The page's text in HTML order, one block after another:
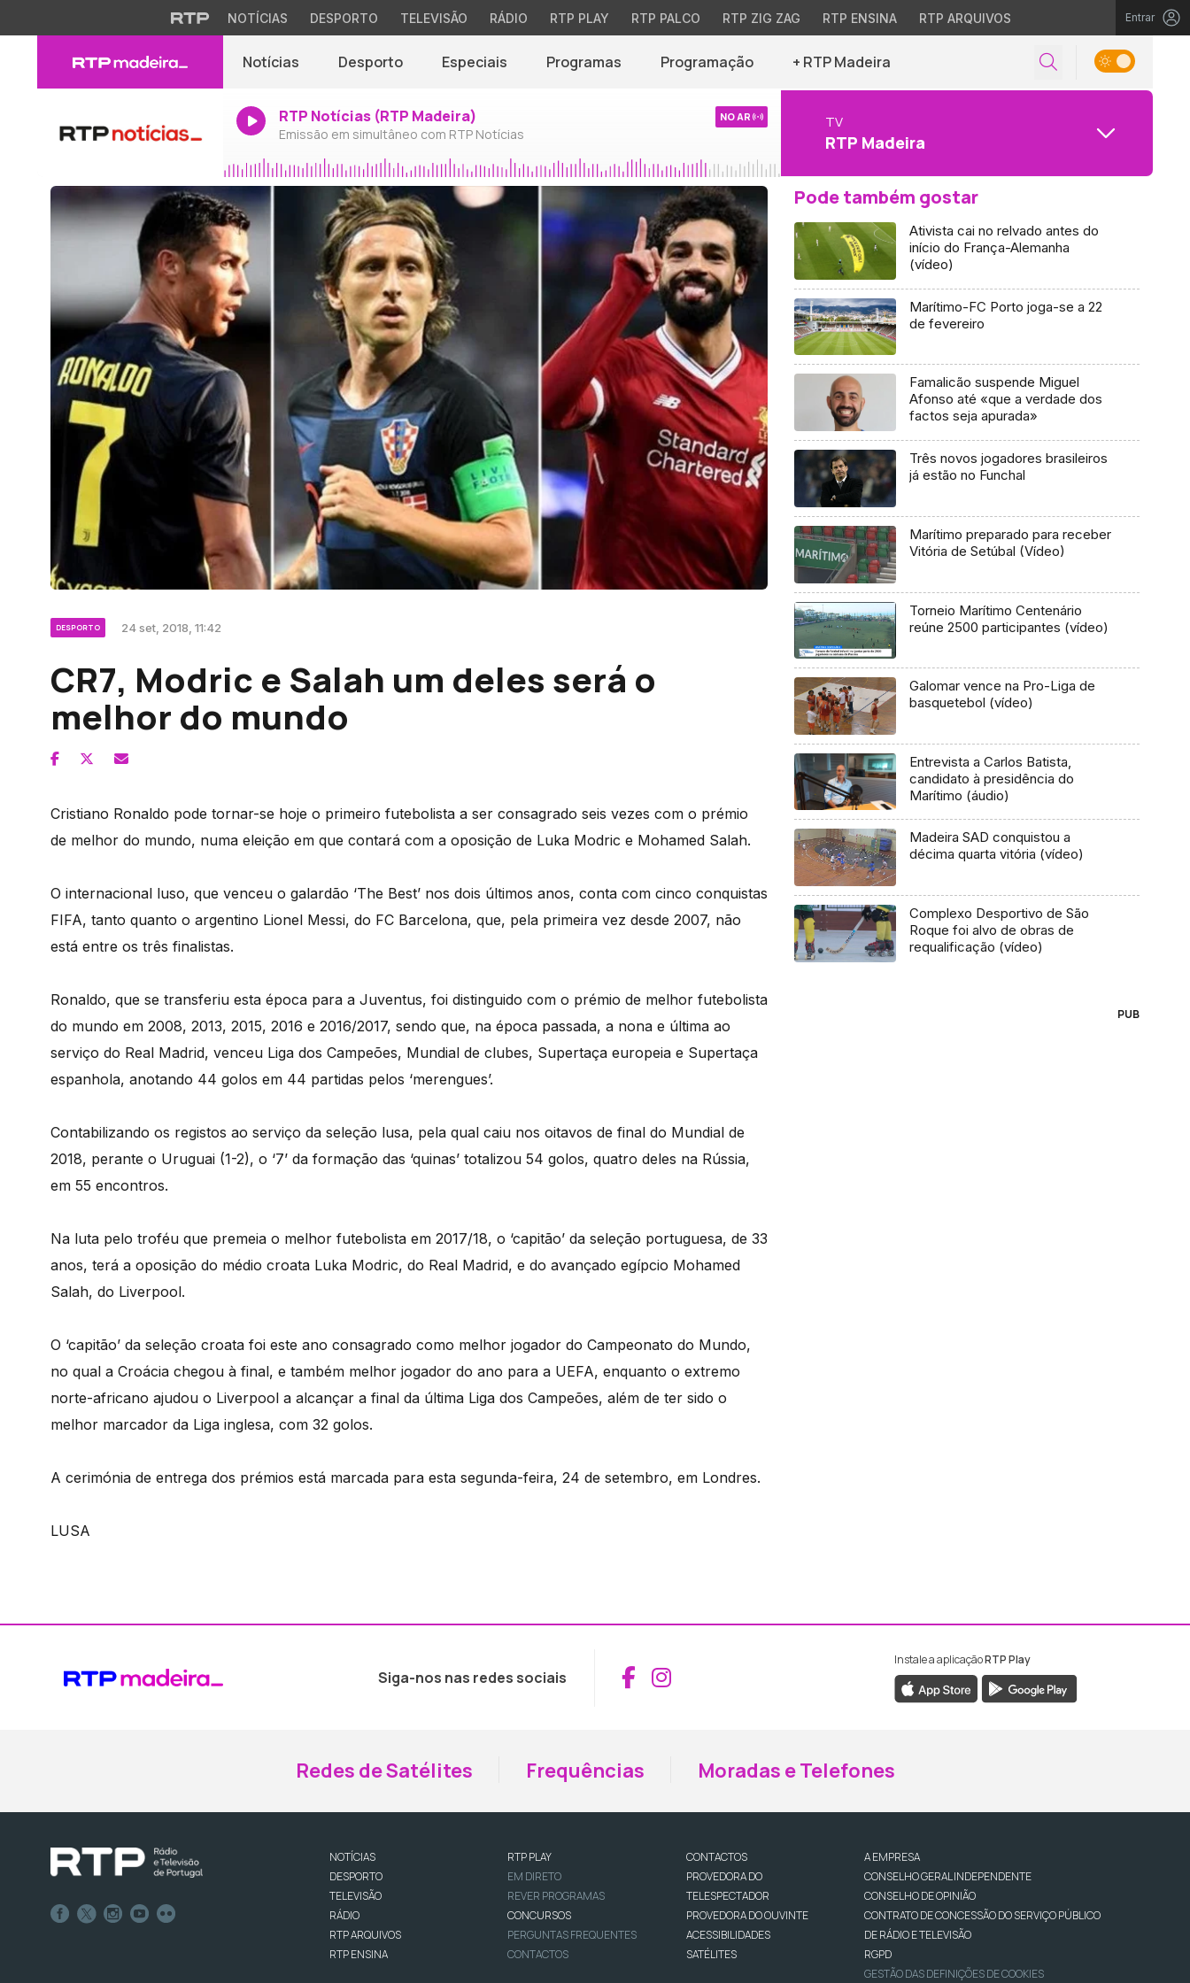
NOTÍCIAS DESPORTO TELEVISÃO RÁDIO RTP PLAY RTP PALCO RTP ZIG ZAG RTP ENSINA RTP ARQUIVOS Entrar
Notícias Desporto Especiais Programas Programação + RTP Madeira
RTP Notícias (RTP Madeira)
Emissão em simultâneo com RTP Notícias
NO AR TV
RTP Madeira
DESPORTO 24 set, 2018, 11:42
CR7, Modric e Salah um deles será o
melhor do mundo
Cristiano Ronaldo pode tornar-se hoje o primeiro futebolista a ser consagrado seis vezes com o prémio
de melhor do mundo, numa eleição em que contará com a oposição de Luka Modric e Mohamed Salah.
O internacional luso, que venceu o galardão ‘The Best’ nos dois últimos anos, conta com cinco conquistas
FIFA, tanto quanto o argentino Lionel Messi, do FC Barcelona, que, pela primeira vez desde 2007, não
está entre os três finalistas.
Ronaldo, que se transferiu esta época para a Juventus, foi distinguido com o prémio de melhor futebolista
do mundo em 2008, 2013, 2015, 2016 e 2016/2017, sendo que, na época passada, a nona e última ao
serviço do Real Madrid, venceu Liga dos Campeões, Mundial de clubes, Supertaça europeia e Supertaça
espanhola, anotando 44 golos em 44 partidas pelos ‘merengues’.
Contabilizando os registos ao serviço da seleção lusa, pela qual caiu nos oitavos de final do Mundial de
2018, perante o Uruguai (1-2), o ‘7’ da formação das ‘quinas’ totalizou 54 golos, quatro deles na Rússia,
em 55 encontros.
Na luta pelo troféu que premeia o melhor futebolista em 2017/18, o ‘capitão’ da seleção portuguesa, de 33
anos, terá a oposição do médio croata Luka Modric, do Real Madrid, e do avançado egípcio Mohamed
Salah, do Liverpool.
O ‘capitão’ da seleção croata foi este ano consagrado como melhor jogador do Campeonato do Mundo,
no qual a Croácia chegou à final, e também melhor jogador do ano para a UEFA, enquanto o extremo
norte-africano ajudou o Liverpool a alcançar a final da última Liga dos Campeões, além de ter sido o
melhor marcador da Liga inglesa, com 32 golos.
A cerimónia de entrega dos prémios está marcada para esta segunda-feira, 24 de setembro, em Londres.
LUSA
Pode também gostar
Ativista cai no relvado antes do
início do França-Alemanha
(vídeo)
Marítimo-FC Porto joga-se a 22
de fevereiro
Famalicão suspende Miguel
Afonso até «que a verdade dos
factos seja apurada»
Três novos jogadores brasileiros
já estão no Funchal
Marítimo preparado para receber
Vitória de Setúbal (Vídeo)
Torneio Marítimo Centenário
reúne 2500 participantes (vídeo)
Galomar vence na Pro-Liga de
basquetebol (vídeo)
Entrevista a Carlos Batista,
candidato à presidência do
Marítimo (áudio)
Madeira SAD conquistou a
décima quarta vitória (vídeo)
Complexo Desportivo de São
Roque foi alvo de obras de
requalificação (vídeo)
PUB
Siga-nos nas redes sociais Aceder ao Facebook da RTP Madeira
Aceder ao Instagram da RTP Madeira
Instale a aplicaçãoRTP Play
Redes de Satélites Frequências Moradas e Telefones
NOTÍCIAS
DESPORTO
TELEVISÃO
RÁDIO
RTP ARQUIVOS
RTP ENSINA
RTP PLAY
EM DIRETO
REVER PROGRAMAS
CONCURSOS
PERGUNTAS FREQUENTES
CONTACTOS
CONTACTOS
PROVEDORA DO
TELESPECTADOR
PROVEDORA DO OUVINTE
ACESSIBILIDADES
SATÉLITES
A EMPRESA
CONSELHO GERAL INDEPENDENTE
CONSELHO DE OPINIÃO
CONTRATO DE CONCESSÃO DO SERVIÇO PÚBLICO
DE RÁDIO E TELEVISÃO
RGPD
GESTÃO DAS DEFINIÇÕES DE COOKIES